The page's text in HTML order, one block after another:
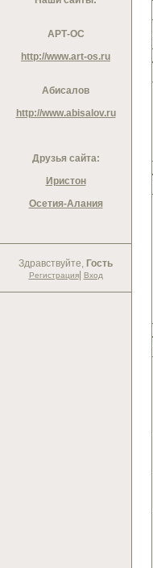
АРТ-ОС
http://www.art-os.ru
Абисалов
http://www.abisalov.ru
Друзья сайта:
Иристон
Осетия-Алания
Здравствуйте, Гость
Регистрация| Вход